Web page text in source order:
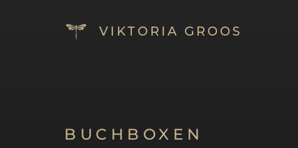
VIKTORIA GROOS
BUCHBOXEN